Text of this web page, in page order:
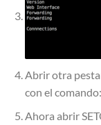
Abrir otra
con el comando:
Ahora abrir